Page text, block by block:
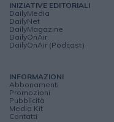
INIZIATIVE EDITORIALI
DailyMedia
DailyNet
DailyMagazine
DailyOnAir
DailyOnAir (Podcast)
INFORMAZIONI
Abbonamenti
Promozioni
Pubblicità
Media Kit
Contatti